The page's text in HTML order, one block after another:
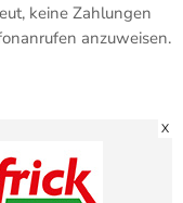
keine Zahlungen
anzuweisen.
X